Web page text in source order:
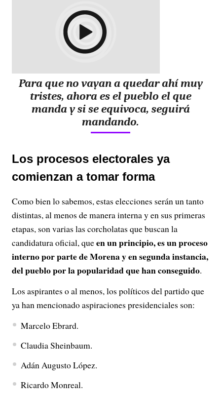
Para que no vayan a quedar ahí muy
tristes, ahora es el pueblo el que
manda y si se equivoca, seguirá
mandando.
Los procesos electorales ya
comienzan a tomar forma
Como bien lo sabemos, estas elecciones serán un tanto
distintas, al menos de manera interna y en sus primeras
etapas, son varias las corcholatas que buscan la
candidatura oficial, queen un principio, es un proceso
interno por parte de Morena y en segunda instancia,
del pueblo por la popularidad que han conseguido.
Los aspirantes o al menos, los políticos del partido que
ya han mencionado aspiraciones presidenciales son:
Marcelo Ebrard.
Claudia Sheinbaum.
Adán Augusto López.
Ricardo Monreal.